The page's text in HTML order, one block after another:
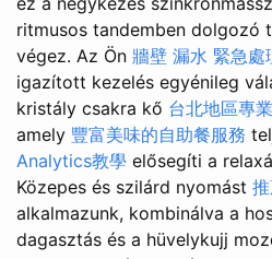
ritmusos tandemben dolgozó
végez. Az Ön 牆壁 漏水 緊急處
igazított kezelés egyénileg
kristály csakra kő 台北地區專
amely 豐富美味的自助餐服務
Analytics教學 elősegíti a
Közepes és szilárd nyomást
alkalmazunk, kombinálva a
dagasztás és a hüvelykujj